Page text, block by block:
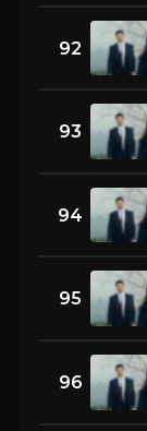
92
93
94
95
96